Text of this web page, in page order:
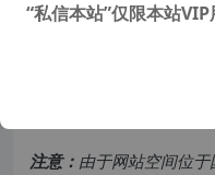
60,321 次浏览次阅读
注意： 由于网站空间位
“私信本站”仅限本站